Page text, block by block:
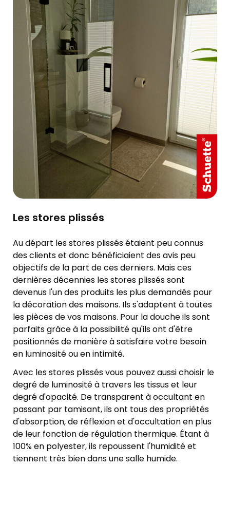
Les stores plissés
Au départ les stores plissés étaient peu connus
des clients et donc bénéficiaient des avis peu
objectifs de la part de ces derniers. Mais ces
dernières décennies les stores plissés sont
devenus l'un des produits les plus demandés pour
la décoration des maisons. Ils s'adaptent à toutes
les pièces de vos maisons. Pour la douche ils sont
parfaits grâce à la possibilité qu'ils ont d'être
positionnés de manière à satisfaire votre besoin
en luminosité ou en intimité.
Avec les stores plissés vous pouvez aussi choisir le
degré de luminosité à travers les tissus et leur
degré d'opacité. De transparent à occultant en
passant par tamisant, ils ont tous des propriétés
d'absorption, de réflexion et d'occultation en plus
de leur fonction de régulation thermique. Étant à
100% en polyester, ils repoussent l'humidité et
tiennent très bien dans une salle humide.